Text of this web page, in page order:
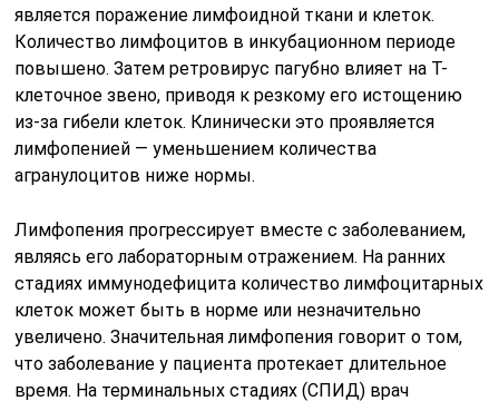
является поражение лимфоидной ткани и клеток.
Количество лимфоцитов в инкубационном периоде
повышено. Затем ретровирус пагубно влияет на Т-
клеточное звено, приводя к резкому его истощению
из-за гибели клеток. Клинически это проявляется
лимфопенией — уменьшением количества
агранулоцитов ниже нормы.
Лимфопения прогрессирует вместе с заболеванием,
являясь его лабораторным отражением. На ранних
стадиях иммунодефицита количество лимфоцитарных
клеток может быть в норме или незначительно
увеличено. Значительная лимфопения говорит о том,
что заболевание у пациента протекает длительное
время. На терминальных стадиях (СПИД) врач